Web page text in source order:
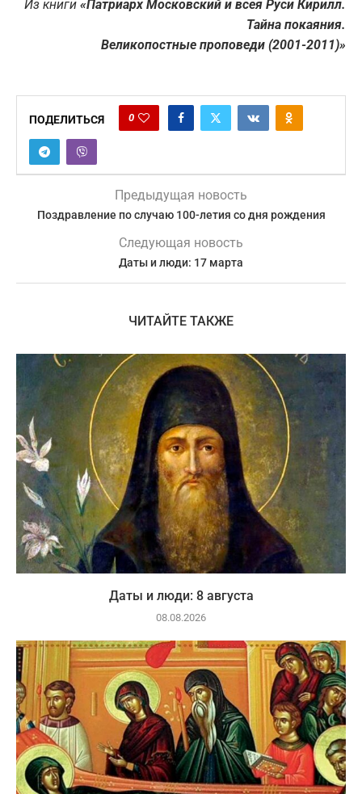
Из книги «Патриарх Московский и всея Руси Кирилл.
Тайна покаяния.
Великопостные проповеди (2001-2011)»
ПОДЕЛИТЬСЯ 0
Предыдущая новость
Поздравление по случаю 100-летия со дня рождения
Следующая новость
Даты и люди: 17 марта
ЧИТАЙТЕ ТАКЖЕ
Даты и люди: 8 августа
08.08.2026